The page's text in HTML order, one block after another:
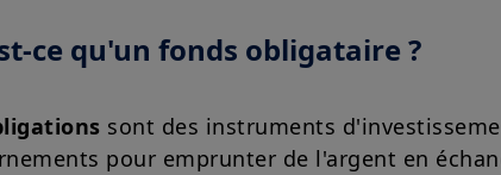
ce qu'un fonds obligataire ?
sont des instruments
pour emprunter de l'argent en